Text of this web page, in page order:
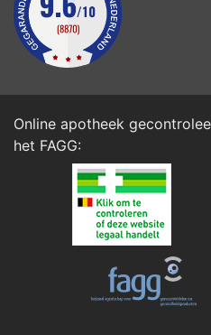
Online apotheek
het FAGG: